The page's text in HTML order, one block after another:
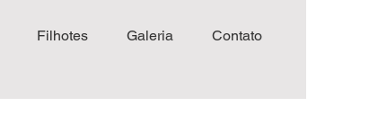
Filhotes Galeria Contato